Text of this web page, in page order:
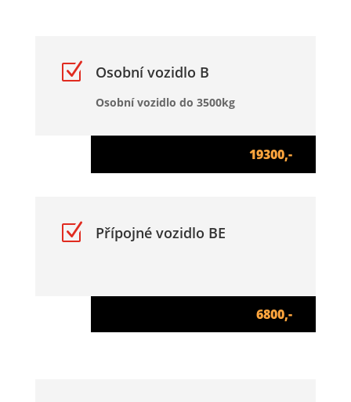
Z Osobní vozidlo B
Osobní vozidlo do 3500kg
19300,-
Z Přípojné vozidlo BE
6800,-